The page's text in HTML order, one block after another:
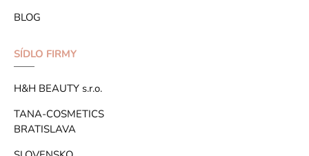
BLOG
SÍDLO FIRMY
H&H BEAUTY s.r.o.
TANA-COSMETICS
BRATISLAVA